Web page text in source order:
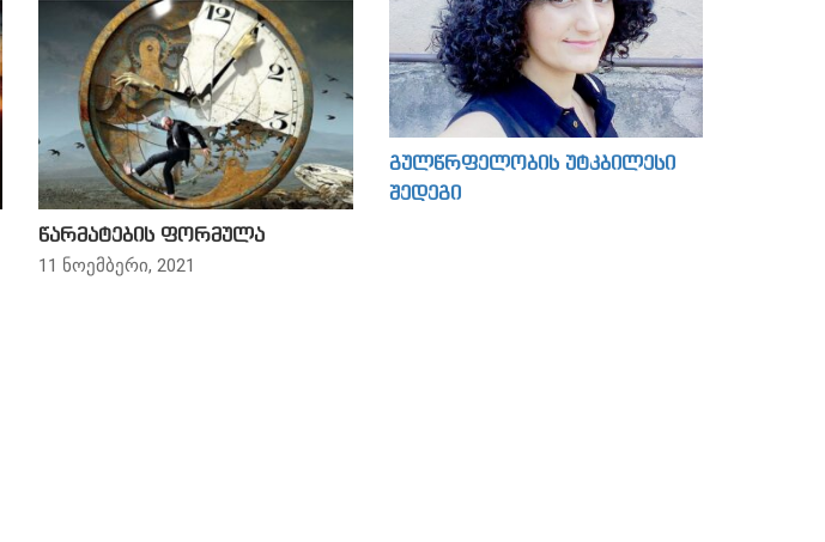
წარმატების ფორმულა
11 ნოემბერი, 2021
გულწრფელობის უტკბილესი
შედეგი